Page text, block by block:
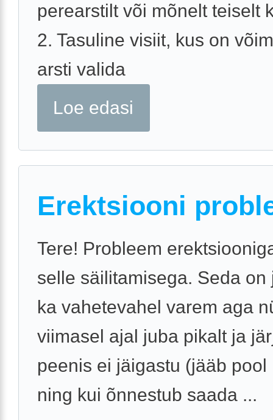
perearstilt või mõnelt teiselt
2. Tasuline visiit, kus on
arsti valida
Loe edasi
Erektsiooni
Tere! Probleem
selle säilitamisega. Seda on
ka vahetevahel varem aga
viimasel ajal juba pikalt ja
peenis ei jäigastu (jääb pool
ning kui õnnestub saada ...